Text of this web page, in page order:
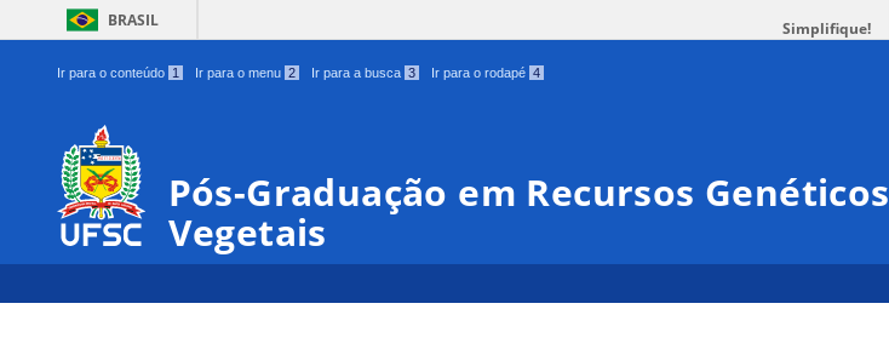
BRASIL Simplifique!
Ir para o conteúdo 1 Ir para o menu 2 Ir para a busca 3 Ir para o rodapé 4
Pós-Graduação em Recursos Genéticos
Vegetais